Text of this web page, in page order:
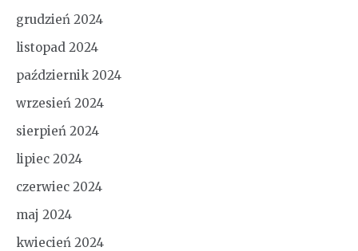
grudzień 2024
listopad 2024
październik 2024
wrzesień 2024
sierpień 2024
lipiec 2024
czerwiec 2024
maj 2024
kwiecień 2024